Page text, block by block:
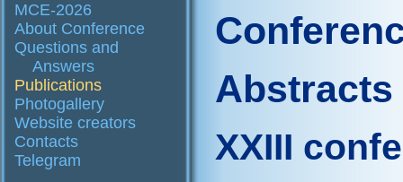
MCE-2026
About Conference
Questions and
Answers
Publications
Photogallery
Website creators
Contacts
Telegram
Abstracts
XXIII